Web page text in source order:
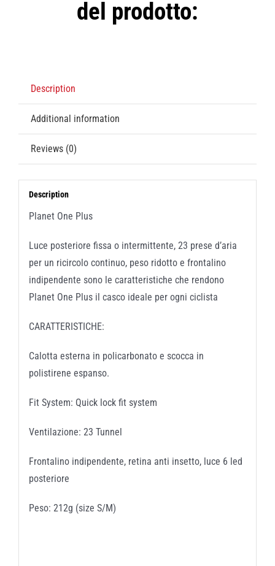
del prodotto:
Description
Additional information
Reviews (0)
Description
Planet One Plus
Luce posteriore fissa o intermittente, 23 prese d’aria
per un ricircolo continuo, peso ridotto e frontalino
indipendente sono le caratteristiche che rendono
Planet One Plus il casco ideale per ogni ciclista
CARATTERISTICHE:
Calotta esterna in policarbonato e scocca in
polistirene espanso.
Fit System: Quick lock fit system
Ventilazione: 23 Tunnel
Frontalino indipendente, retina anti insetto, luce 6 led
posteriore
Peso: 212g (size S/M)